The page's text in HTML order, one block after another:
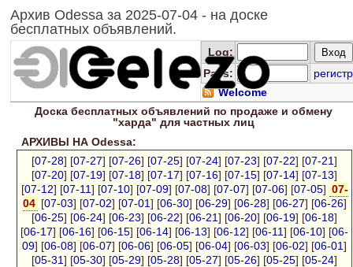
Архив Odessa за 2025-07-04 - на доске
бесплатных объявлений.
Log:
Pass:
регистр
Welcome
Доска бесплатныхобъявлений по продаже и обмену
"харда" для частных лиц
АРХИВЫ НА Odessa:
[07-28] [07-27] [07-26] [07-25] [07-24] [07-23] [07-22] [07-21]
[07-20] [07-19] [07-18] [07-17] [07-16] [07-15] [07-14] [07-13]
[07-12] [07-11] [07-10] [07-09] [07-08] [07-07] [07-06] [07-05] 07-
04 [07-03] [07-02] [07-01] [06-30] [06-29] [06-28] [06-27] [06-26]
[06-25] [06-24] [06-23] [06-22] [06-21] [06-20] [06-19] [06-18]
[06-17] [06-16] [06-15] [06-14] [06-13] [06-12] [06-11] [06-10] [06-
09] [06-08] [06-07] [06-06] [06-05] [06-04] [06-03] [06-02] [06-01]
[05-31] [05-30] [05-29] [05-28] [05-27] [05-26] [05-25] [05-24]